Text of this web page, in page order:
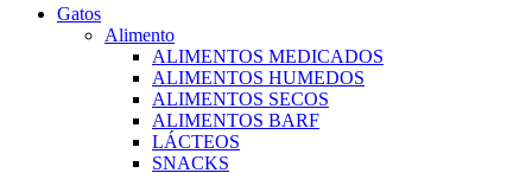
Gatos
Alimento
ALIMENTOS MEDICADOS
ALIMENTOS HUMEDOS
ALIMENTOS SECOS
ALIMENTOS BARF
LÁCTEOS
SNACKS